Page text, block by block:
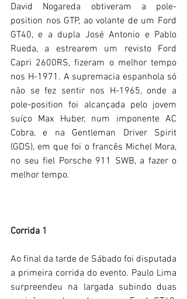
David Nogareda obtiveram a pole-
position nos GTP, ao volante de um Ford
GT40, e a dupla José Antonio e Pablo
Rueda, a estrearem um revisto Ford
Capri 2600RS, fizeram o melhor tempo
nos H-1971. A supremacia espanhola só
não se fez sentir nos H-1965, onde a
pole-position foi alcançada pelo jovem
suíço Max Huber, num imponente AC
Cobra, e na Gentleman Driver Spirit
(GDS), em que foi o francês Michel Mora,
no seu fiel Porsche 911 SWB, a fazer o
melhor tempo.
Corrida 1
Ao final da tarde de Sábado foi disputada
a primeira corrida do evento. Paulo Lima
surpreendeu na largada subindo duas